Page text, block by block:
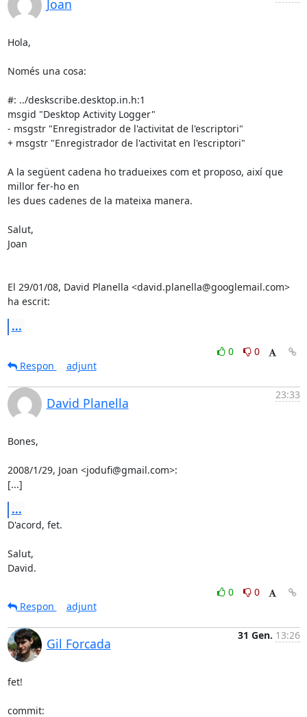
Joan
Hola,
Només una cosa:
#: ../deskscribe.desktop.in.h:1
msgid "Desktop Activity Logger"
- msgstr "Enregistrador de l'activitat de l'escriptori"
+ msgstr "Enregistrador de l'activitat en l'escriptori"
A la següent cadena ho tradueixes com et proposo, així que
millor fer-ho en
les dues cadenes de la mateixa manera.
Salut,
Joan
El 29/01/08, David Planella <david.planella@googlemail.com>
ha escrit:
...
0
0
Respon
adjunt
David Planella
23:33
Bones,
2008/1/29, Joan <jodufi@gmail.com>:
[...]
...
D'acord, fet.
Salut,
David.
0
0
Respon
adjunt
Gil Forcada
31 Gen. 13:26
fet!